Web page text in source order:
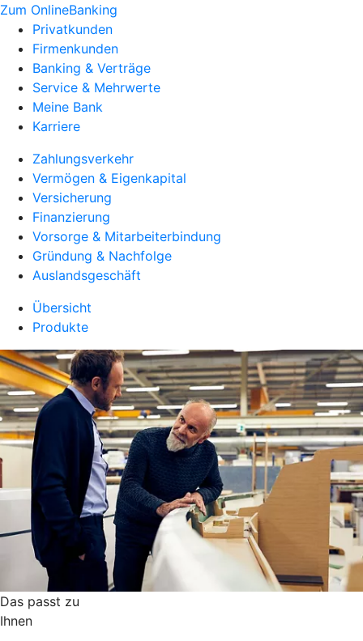
Zum OnlineBanking
Privatkunden
Firmenkunden
Banking & Verträge
Service & Mehrwerte
Meine Bank
Karriere
Zahlungsverkehr
Vermögen & Eigenkapital
Versicherung
Finanzierung
Vorsorge & Mitarbeiterbindung
Gründung & Nachfolge
Auslandsgeschäft
Übersicht
Produkte
Das passt zu
Ihnen